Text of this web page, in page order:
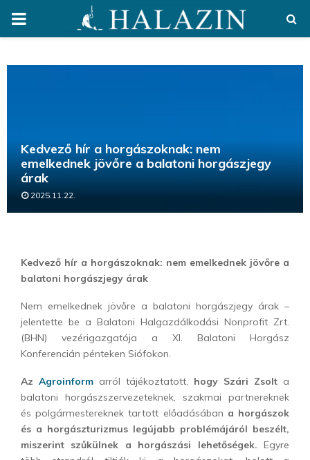
PRIMARY
Kedvező hír a horgászoknak: nem
emelkednek jövőre a balatoni horgászjegy
árak
2025.11.22.
Kedvező hír a horgászoknak: nem emelkednek jövőre a
balatoni horgászjegy árak
Nem emelkednek jövőre a balatoni horgászjegy árak –
jelentette be a Balatoni Halgazdálkodási Nonprofit Zrt.
(BHN) vezérigazgatója a XI. Balatoni Horgász
Konferencián pénteken Siófokon.
Az Agroinform arról tájékoztatott, hogy Szári Zsolt a
balatoni horgászszervezeteknek, szakmai partnereknek
és polgármestereknek tartott előadásában a horgászok
és a horgászturizmus legújabb problémájáról beszélt,
miszerint szűkülnek a horgászási lehetőségek. Egyre